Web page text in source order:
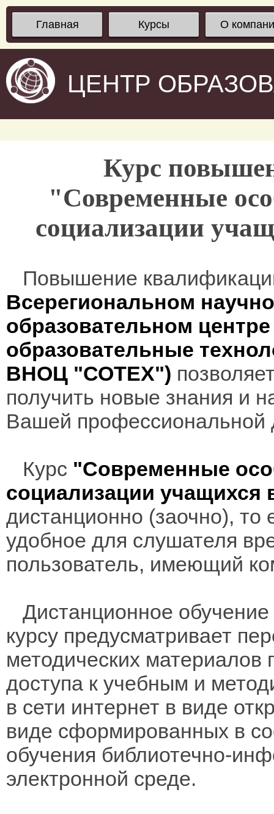
Главная Курсы О
ЦЕНТР
Курс
"Современные
социализации
Повышение
Всерегиональном
образовательном
образовательные
ВНОЦ "СОТЕХ")
получить новые знания и
Вашей профессиональной
Курс "Современные
социализации
дистанционно (заочно), то
удобное для слушателя
пользователь, имеющий
Дистанционное
курсу предусматривает
методических материалов
доступа к учебным и
в сети интернет в виде
виде сформированных в
обучения библиотечно-
электронной среде.